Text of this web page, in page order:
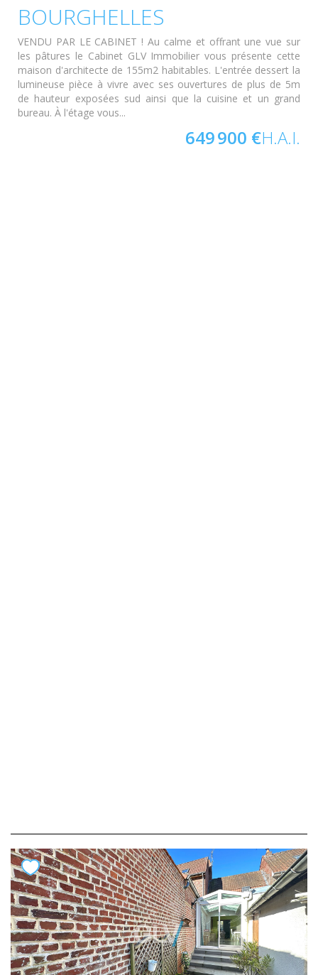
BOURGHELLES
VENDU PAR LE CABINET ! Au calme et offrant une vue sur
les pâtures le Cabinet GLV Immobilier vous présente cette
maison d'architecte de 155m2 habitables. L'entrée dessert la
lumineuse pièce à vivre avec ses ouvertures de plus de 5m
de hauteur exposées sud ainsi que la cuisine et un grand
bureau. À l'étage vous...
649 900 €H.A.I.